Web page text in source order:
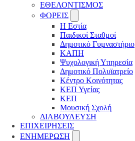
ΕΘΕΛΟΝΤΙΣΜΟΣ
ΦΟΡΕΙΣ
Η Εστία
Παιδικοί Σταθμοί
Δημοτικό Γυμναστήριο
ΚΑΠΗ
Ψυχολογική Υπηρεσία
Δημοτικό Πολυϊατρείο
Κέντρο Κοινότητας
ΚΕΠ Υγείας
ΚΕΠ
Μουσική Σχολή
ΔΙΑΒΟΥΛΕΥΣΗ
ΕΠΙΧΕΙΡΗΣΕΙΣ
ΕΝΗΜΕΡΩΣΗ